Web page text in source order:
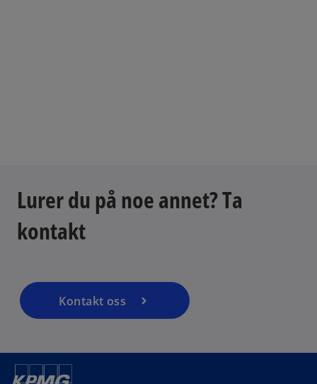
Lurer du på noe annet? Ta
kontakt
Kontakt oss